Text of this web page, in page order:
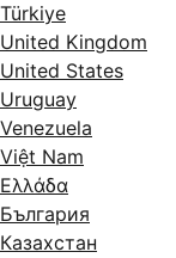
Türkiye
United Kingdom
United States
Uruguay
Venezuela
Việt Nam
Ελλάδα
България
Казахстан